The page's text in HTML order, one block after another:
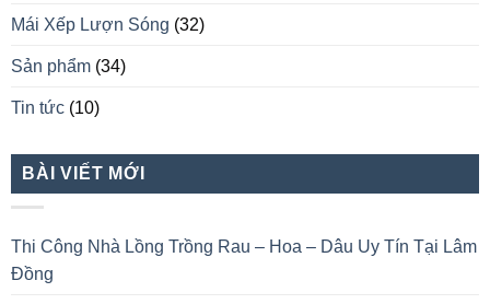
Mái Xếp Lượn Sóng (32)
Sản phẩm (34)
Tin tức (10)
BÀI VIẾT MỚI
Thi Công Nhà Lồng Trồng Rau – Hoa – Dâu Uy Tín Tại Lâm
Đồng